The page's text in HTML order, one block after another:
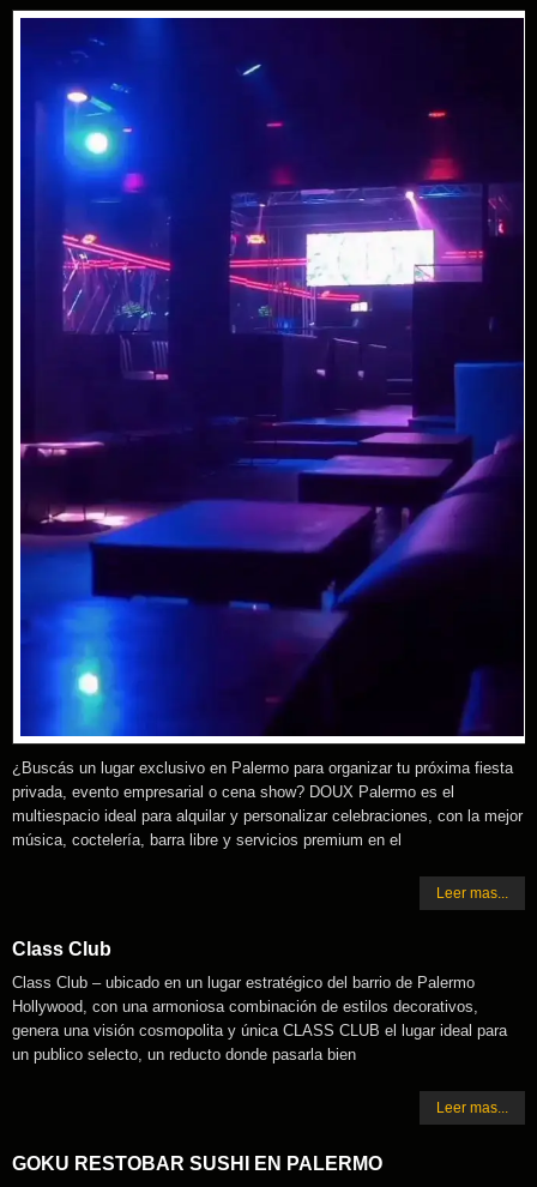
¿Buscás un lugar exclusivo en Palermo para organizar tu próxima fiesta
privada, evento empresarial o cena show? DOUX Palermo es el
multiespacio ideal para alquilar y personalizar celebraciones, con la mejor
música, coctelería, barra libre y servicios premium en el
Leer mas...
Class Club
Class Club – ubicado en un lugar estratégico del barrio de Palermo
Hollywood, con una armoniosa combinación de estilos decorativos,
genera una visión cosmopolita y única CLASS CLUB el lugar ideal para
un publico selecto, un reducto donde pasarla bien
Leer mas...
GOKU RESTOBAR SUSHI EN PALERMO